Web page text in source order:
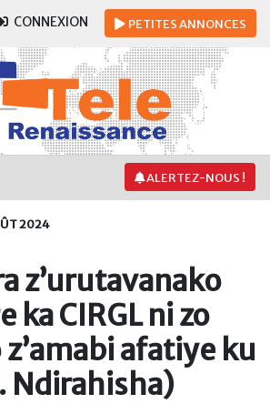
CONNEXION PETITESANNONCES
ALERTEZ-NOUS !
2024
z’urutavanako
ka CIRGL ni zo
afatiye ku
Ndirahisha)